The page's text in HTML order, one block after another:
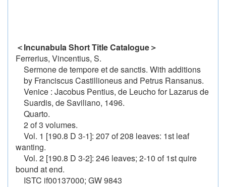
＜Incunabula Short Title Catalogue＞
Ferrerius, Vincentius, S.
Sermone de tempore et de sanctis. With additions
by Franciscus Castillioneus and Petrus Ransanus.
Venice : Jacobus Pentius, de Leucho for Lazarus de
Suardis, de Saviliano, 1496.
Quarto.
2 of 3 volumes.
Vol. 1 [190.8 D 3-1]: 207 of 208 leaves: 1st leaf
wanting.
Vol. 2 [190.8 D 3-2]: 246 leaves; 2-10 of 1st quire
bound at end.
ISTC if00137000; GW 9843